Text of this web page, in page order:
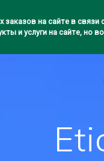
на сайте в
и услуги на сайте, но